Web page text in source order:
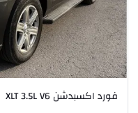
فورد اكسبدشن XLT 3.5L V6